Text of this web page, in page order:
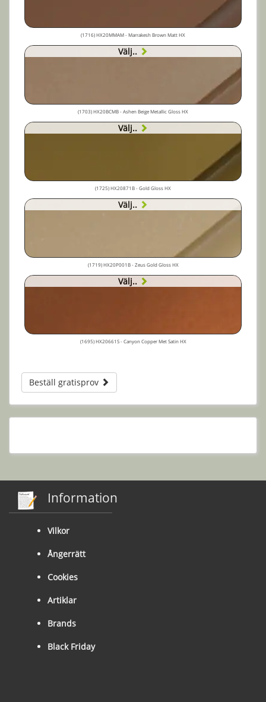
(1716) HX20MMAM - Marrakesh Brown Matt HX
Välj..
(1703) HX20BCMB - Ashen Beige Metallic Gloss HX
Välj..
(1725) HX20871B - Gold Gloss HX
Välj..
(1719) HX20P001B - Zeus Gold Gloss HX
Välj..
(1695) HX20661S - Canyon Copper Met Satin HX
Beställ gratisprov
Information
Vilkor
Ångerrätt
Cookies
Artiklar
Brands
Black Friday